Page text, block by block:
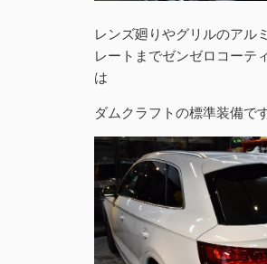
レンズ廻りやグリルのアル
レートまでゼンゼロコーテ
は
ダムクラフトの標準装備で